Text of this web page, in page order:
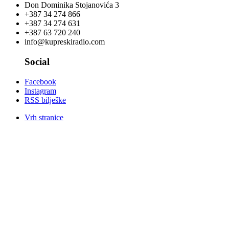
Don Dominika Stojanovića 3
+387 34 274 866
+387 34 274 631
+387 63 720 240
info@kupreskiradio.com
Social
Facebook
Instagram
RSS bilješke
Vrh stranice